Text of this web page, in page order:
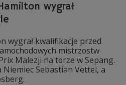
wygrał
wygrał kwalifikacje przed
mistrzostw
Malezji na torze w Sepang.
Niemiec Sebastian Vettel, a